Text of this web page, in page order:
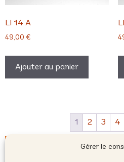
Gérer le
LI 14 A
49,00 €
Ajouter au panier
1 2 3 4